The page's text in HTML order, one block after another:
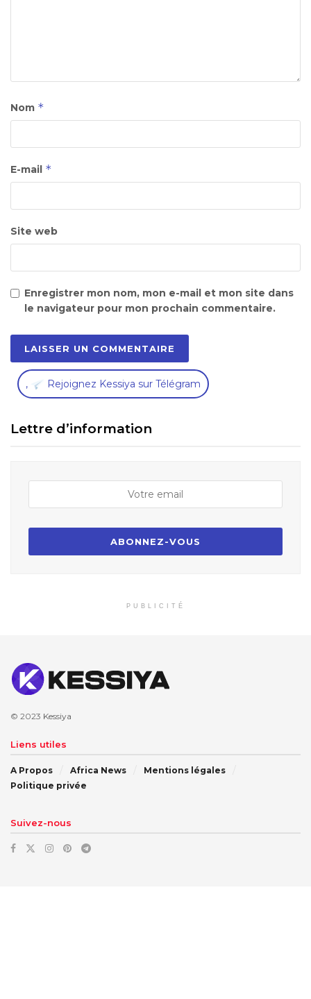
Nom *
E-mail *
Site web
Enregistrer mon nom, mon e-mail et mon site dans
le navigateur pour mon prochain commentaire.
, Rejoignez Kessiya sur Télégram
Lettre d’information
PUBLICITÉ
© 2023 Kessiya
Liens utiles
A Propos Africa News
Mentions légales
Politique privée
Suivez-nous